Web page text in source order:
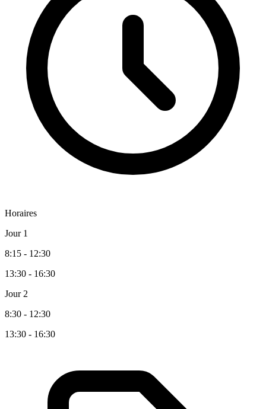
Horaires
Jour 1
8:15 - 12:30
13:30 - 16:30
Jour 2
8:30 - 12:30
13:30 - 16:30